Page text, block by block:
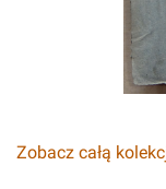
Zobacz całą